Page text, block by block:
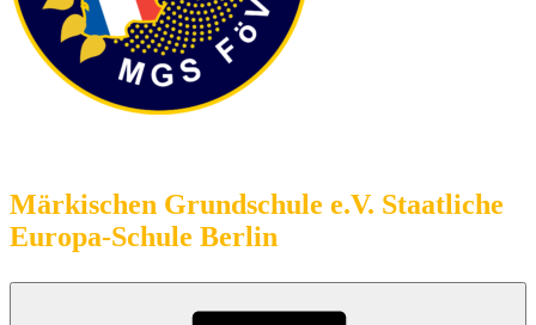
Märkischen Grundschule e.V. Staatliche
Europa-Schule Berlin